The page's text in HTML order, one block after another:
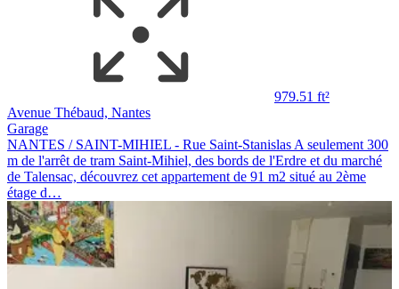
979.51 ft²
Avenue Thébaud, Nantes
Garage
NANTES / SAINT-MIHIEL - Rue Saint-Stanislas A seulement 300
m de l'arrêt de tram Saint-Mihiel, des bords de l'Erdre et du marché
de Talensac, découvrez cet appartement de 91 m2 situé au 2ème
étage d…